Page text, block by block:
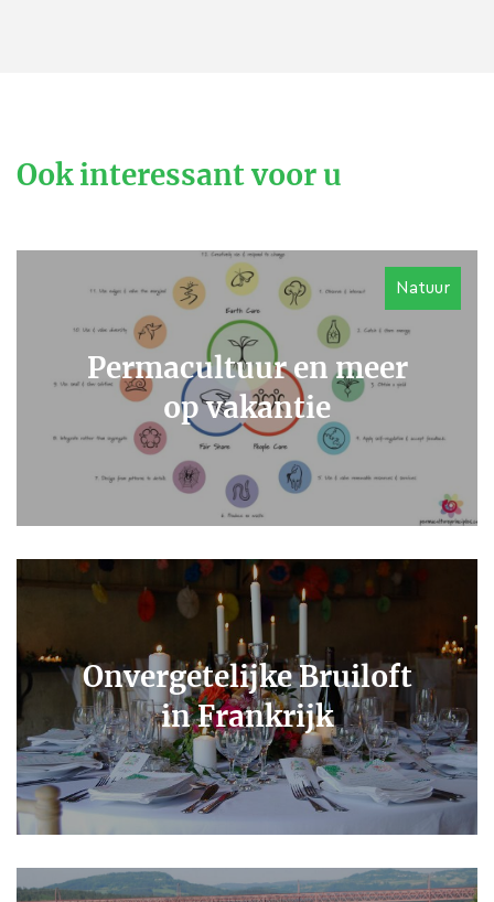
Ook interessant voor u
Natuur
Permacultuur en meer
op vakantie
Onvergetelijke Bruiloft
in Frankrijk